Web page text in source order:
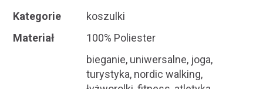
Kategorie
koszulki
Materiał
100% Poliester
bieganie, uniwersalne, joga,
turystyka, nordic walking,